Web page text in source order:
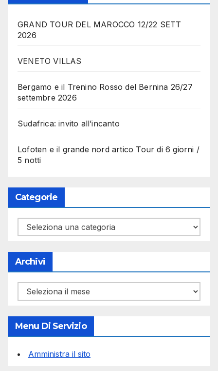
GRAND TOUR DEL MAROCCO 12/22 SETT
2026
VENETO VILLAS
Bergamo e il Trenino Rosso del Bernina 26/27
settembre 2026
Sudafrica: invito all’incanto
Lofoten e il grande nord artico Tour di 6 giorni /
5 notti
Categorie
Categorie
Archivi
Archivi
Menu Di Servizio
Amministra il sito